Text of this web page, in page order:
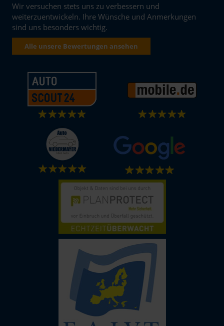
Wir versuchen stets uns zu verbessern und
weiterzuentwickeln. Ihre Wünsche und Anmerkungen
sind uns besonders wichtig.
Alle unsere Bewertungen ansehen